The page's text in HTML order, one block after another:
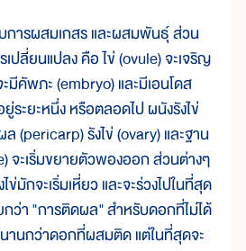
รผสมเกสร และผสมพันธุ์ ส่วน
ปลี่ยนแปลง คือ ไข่ (ovule) จะเจริญ
ะมีคัพภะ (embryo) และมีเอนโดส
ระยะหนึ่ง หรือตลอดไป ผนังรังไข่
ล (pericarp) รังไข่ (ovary) และฐาน
จะเริ่มขยายตัวพองออก ส่วนต่างๆ
มักจะเริ่มเหี่ยว และจะร่วงไปในที่สุด
ว่า "การติดผล" สำหรับดอกที่ไม่ได้
านกว่าดอกที่ผสมติด แต่ในที่สุดจะ